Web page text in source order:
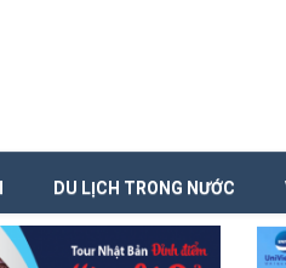
DU LỊCH TRONG NƯỚC